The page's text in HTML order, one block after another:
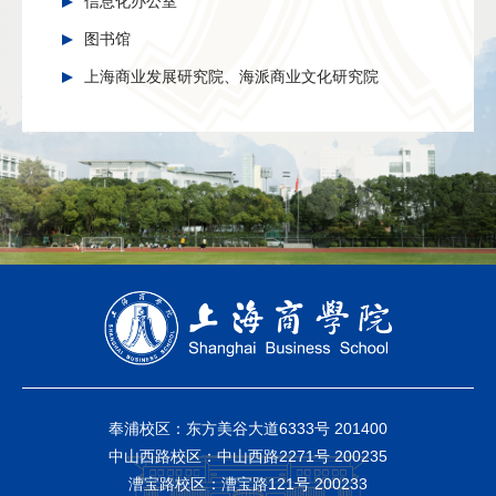
图书馆
上海商业发展研究院、海派商业文化研究院
奉浦校区：东方美谷大道6333号 201400
中山西路校区：中山西路2271号 200235
漕宝路校区：漕宝路121号 200233